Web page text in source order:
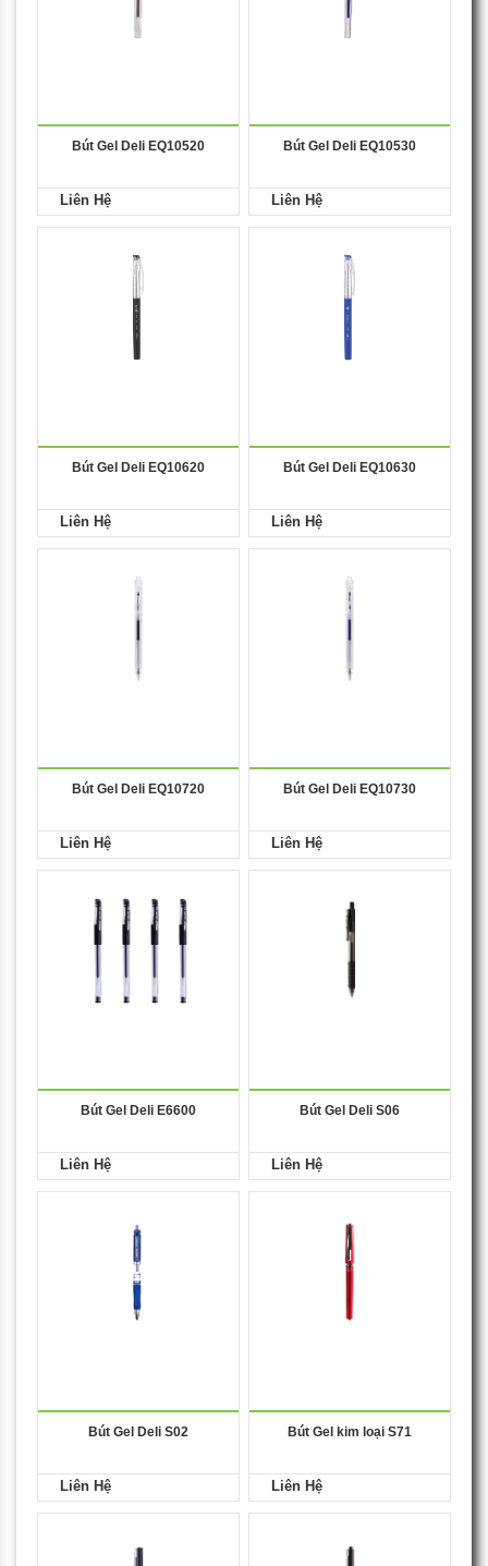
Bút Gel Deli EQ10520
Liên Hệ
Bút Gel Deli EQ10530
Liên Hệ
Bút Gel Deli EQ10620
Liên Hệ
Bút Gel Deli EQ10630
Liên Hệ
Bút Gel Deli EQ10720
Liên Hệ
Bút Gel Deli EQ10730
Liên Hệ
Bút Gel Deli E6600
Liên Hệ
Bút Gel Deli S06
Liên Hệ
Bút Gel Deli S02
Liên Hệ
Bút Gel kim loại S71
Liên Hệ